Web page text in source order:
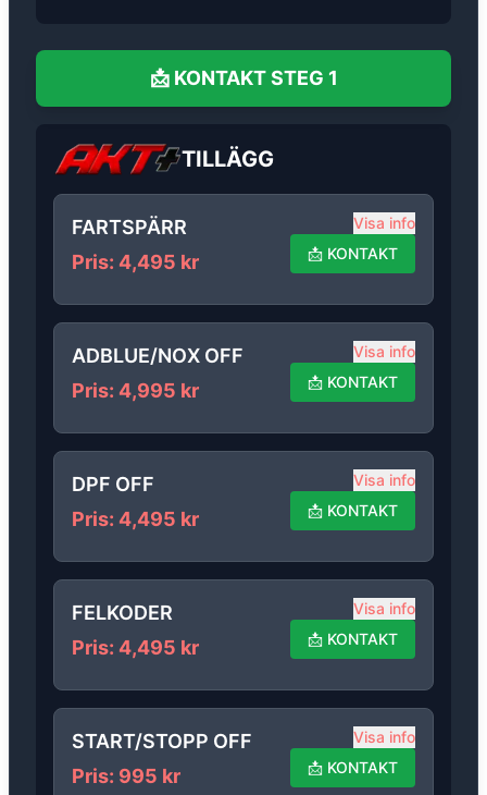
📩 KONTAKT STEG 1
TILLÄGG
FARTSPÄRR
Pris: 4,495 kr
Visa info
📩 KONTAKT
ADBLUE/NOX OFF
Pris: 4,995 kr
Visa info
📩 KONTAKT
DPF OFF
Pris: 4,495 kr
Visa info
📩 KONTAKT
FELKODER
Pris: 4,495 kr
Visa info
📩 KONTAKT
START/STOPP OFF
Pris: 995 kr
Visa info
📩 KONTAKT